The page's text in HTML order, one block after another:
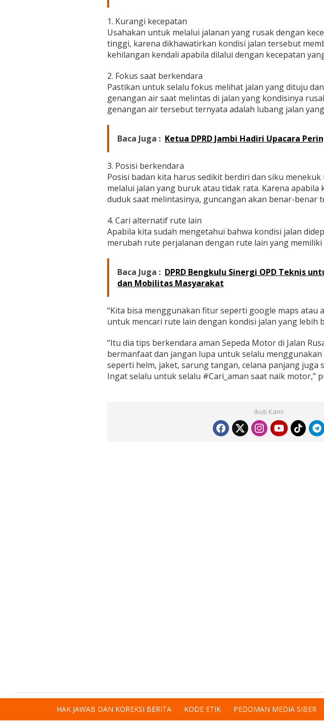
J
a
l
a
n
u
s
a
k
d
B
l
u
b
a
n
1. Kurangi kecepatan
Usahakan untuk melalui jalanan yang rusak dengan
tinggi, karena dikhawatirkan kondisi jalan tersebut
kehilangan kendali apabila dilalui dengan kecepatan
2. Fokus saat berkendara
Pastikan untuk selalu fokus melihat jalan yang dituju
genangan air saat melintas di jalan yang kondisinya
genangan air tersebut ternyata adalah lubang jalan
Baca Juga : Ketua DPRD Jambi Hadiri Upacara
3. Posisi berkendara
Posisi badan kita harus sedikit berdiri dan siku
melalui jalan yang buruk atau tidak rata. Karena apabila
duduk saat melintasinya, guncangan akan benar-benar
4. Cari alternatif rute lain
Apabila kita sudah mengetahui bahwa kondisi jalan
merubah rute perjalanan dengan rute lain yang memiliki
Baca Juga : DPRD Bengkulu Sinergi OPD Teknis
dan Mobilitas Masyarakat
“Kita bisa menggunakan fitur seperti google maps atau
untuk mencari rute lain dengan kondisi jalan yang lebih
“Itu dia tips berkendara aman Sepeda Motor di Jalan
bermanfaat dan jangan lupa untuk selalu
seperti helm, jaket, sarung tangan, celana panjang juga
Ingat selalu untuk selalu #Cari_aman saat naik motor,”
Ikuti Kami
HAK JAWAB DAN KOREKSI BERITA KODE ETIK PEDOMAN MEDIA SIBER